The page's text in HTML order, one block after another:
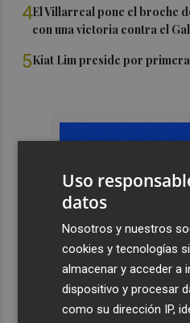
4El Villarreal pone el broche
con una victoria contra el
5Kiat Lim preside por
Uso
datos
Nosotros y nuestros
cookies y tecnologías
almacenar y acceder a
dispositivo y procesar
como su dirección IP,